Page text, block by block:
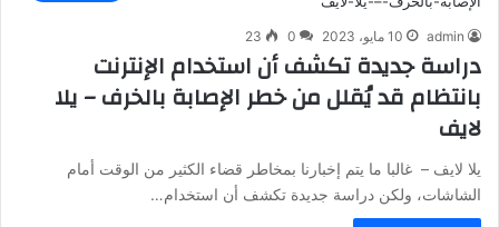
admin 10 مايو، 2023 0
23
دراسة جديدة تكشف أن استخدام الإنترنت
بانتظام قد يُقلل من خطر الإصابة بالخرف – يلا
لايف
يلا لايف – غالبا ما يتم إخبارنا بمخاطر قضاء الكثير من الوقت أمام
الشاشات، ولكن دراسة جديدة تكشف أن استخدام…